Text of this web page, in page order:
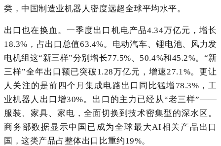
类，中国制造业机器人密度远超全球平均水平。
出口也在换血。一季度出口机电产品4.34万亿元，增长
18.3%，占出口总值63.4%。电动汽车、锂电池、风力发
电机组这“新三样”分别增长77.5%、50.4%和45.2%。“新
三样”全年出口额已突破1.28万亿元，增速27.1%。更让
人关注的是前四个月集成电路出口同比猛增78.3%，工
业机器人出口增30%。出口的主力已经从“老三样”——
服装、家具、家电，全面切换到技术密集型的深水区。
商务部数据显示中国已成为全球最大AI相关产品出口
国，这类产品占整体出口比重约19%。